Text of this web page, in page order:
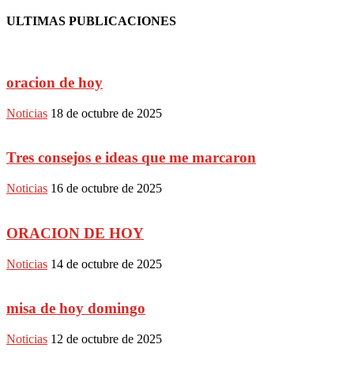
ULTIMAS PUBLICACIONES
oracion de hoy
Noticias 18 de octubre de 2025
Tres consejos e ideas que me marcaron
Noticias 16 de octubre de 2025
ORACION DE HOY
Noticias 14 de octubre de 2025
misa de hoy domingo
Noticias 12 de octubre de 2025